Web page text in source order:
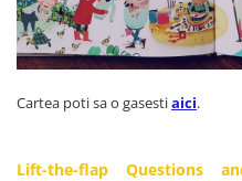
Cartea poti sa o gasestiaici.
Lift-the-flap Questions